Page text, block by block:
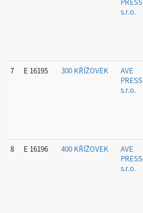
PRESS
s.r.o.
7 E 16195 300 KŘÍŽOVEK
AVE
PRESS
s.r.o.
8 E 16196 400 KŘÍŽOVEK
AVE
PRESS
s.r.o.